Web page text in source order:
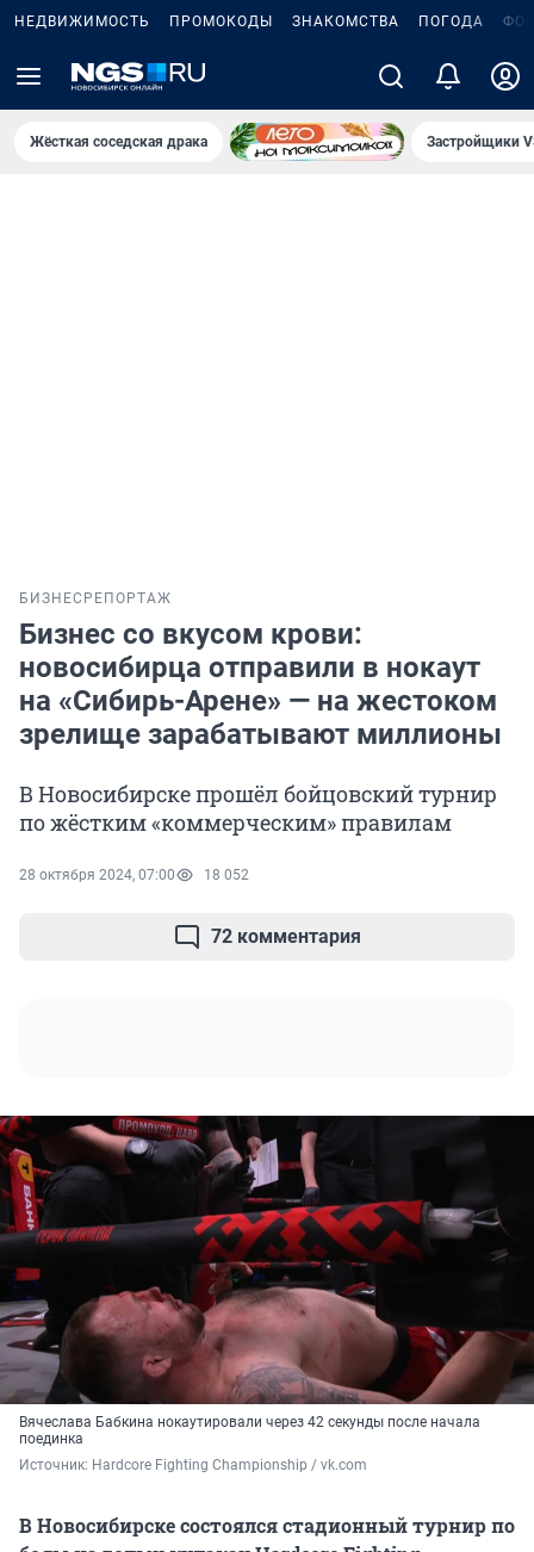
НЕДВИЖИМОСТЬ ПРОМОКОДЫ ЗНАКОМСТВА ПОГОДА
Жёсткая соседская драка Застройщики
БИЗНЕС РЕПОРТАЖ
Бизнес со вкусом крови:
новосибирца отправили в нокаут
на «Сибирь-Арене» — на жестоком
зрелище зарабатывают миллионы
В Новосибирске прошёл бойцовский турнир
по жёстким «коммерческим» правилам
28 октября 2024, 07:00 18 052
72 комментария
Вячеслава Бабкина нокаутировали через 42 секунды после начала
поединка
Источник: Hardcore Fighting Championship / vk.com
В Новосибирске состоялся стадионный турнир по